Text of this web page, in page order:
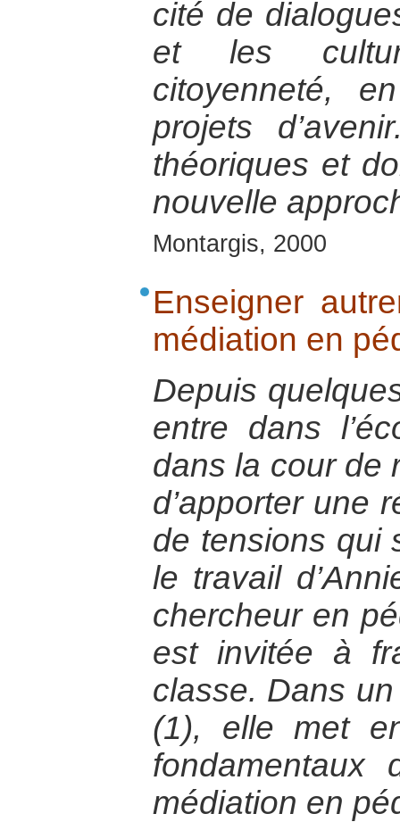
cité de
et les
citoyenneté,
projets
théoriques et
nouvelle
Montargis, 2000
Enseigner
médiation en
Depuis
entre dans
dans la cour de
d’apporter une
de tensions qui
le travail
chercheur en
est invitée à
classe. Dans
(1), elle met
fondamentaux
médiation en